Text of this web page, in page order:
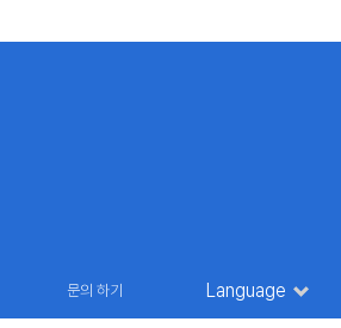
문의 하기 Language